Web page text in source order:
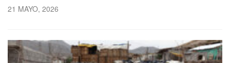
21 MAYO, 2026